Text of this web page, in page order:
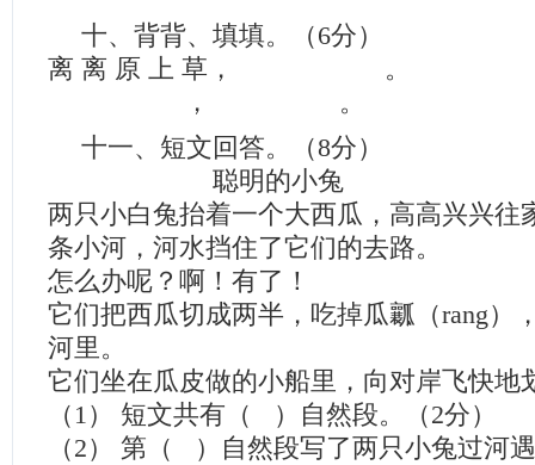
十、背背、填填。（6分）
离 离 原 上 草， 。
， 。
十一、短文回答。（8分）
聪明的小兔
两只小白兔抬着一个大西瓜，高高兴兴往
条小河，河水挡住了它们的去路。
怎么办呢？啊！有了！
它们把西瓜切成两半，吃掉瓜瓤（rang）
河里。
它们坐在瓜皮做的小船里，向对岸飞快地
（1） 短文共有（ ）自然段。（2分）
（2） 第（ ）自然段写了两只小兔过河